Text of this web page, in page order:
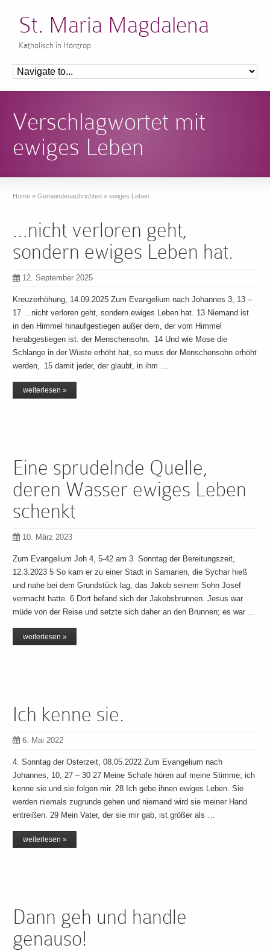
St. Maria Magdalena
Katholisch in Höntrop
Verschlagwortet mit
ewiges Leben
Home » Gemeindenachrichten » ewiges Leben
…nicht verloren geht,
sondern ewiges Leben hat.
12. September 2025
Kreuzerhöhung, 14.09.2025 Zum Evangelium nach Johannes 3, 13 –
17 …nicht verloren geht, sondern ewiges Leben hat. 13 Niemand ist
in den Himmel hinaufgestiegen außer dem, der vom Himmel
herabgestiegen ist: der Menschensohn. 14 Und wie Mose die
Schlange in der Wüste erhöht hat, so muss der Menschensohn erhöht
werden, 15 damit jeder, der glaubt, in ihm …
weiterlesen »
Eine sprudelnde Quelle,
deren Wasser ewiges Leben
schenkt
10. März 2023
Zum Evangelium Joh 4, 5-42 am 3. Sonntag der Bereitungszeit,
12.3.2023 5 So kam er zu einer Stadt in Samarien, die Sychar hieß
und nahe bei dem Grundstück lag, das Jakob seinem Sohn Josef
vermacht hatte. 6 Dort befand sich der Jakobsbrunnen. Jesus war
müde von der Reise und setzte sich daher an den Brunnen; es war …
weiterlesen »
Ich kenne sie.
6. Mai 2022
4. Sonntag der Osterzeit, 08.05.2022 Zum Evangelium nach
Johannes, 10, 27 – 30 27 Meine Schafe hören auf meine Stimme; ich
kenne sie und sie folgen mir. 28 Ich gebe ihnen ewiges Leben. Sie
werden niemals zugrunde gehen und niemand wird sie meiner Hand
entreißen. 29 Mein Vater, der sie mir gab, ist größer als …
weiterlesen »
Dann geh und handle
genauso!